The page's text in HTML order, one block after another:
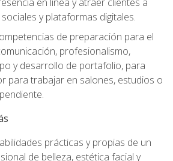
y plataformas digitales.
de preparación para el
profesionalismo,
y desarrollo de portafolio, para
para trabajar en salones, estudios o
prácticas y propias de un
de belleza, estética facial y